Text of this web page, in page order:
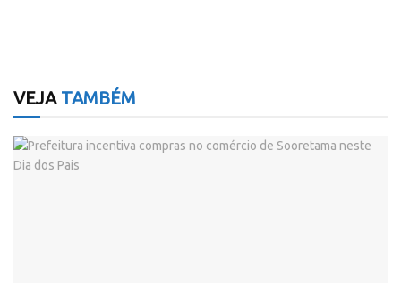
VEJATAMBÉM